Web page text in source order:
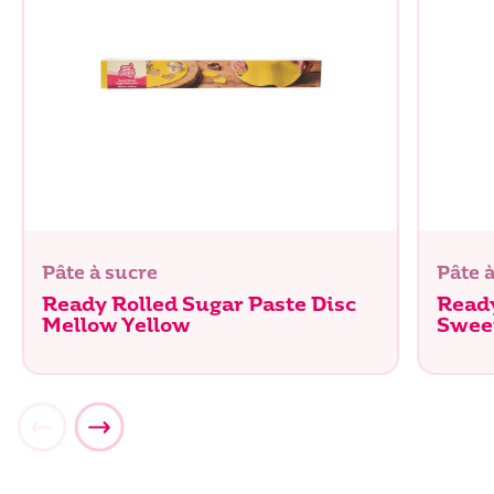
Pâte à sucre
Ready Rolled Sugar Paste Disc
Mellow Yellow
Pâte